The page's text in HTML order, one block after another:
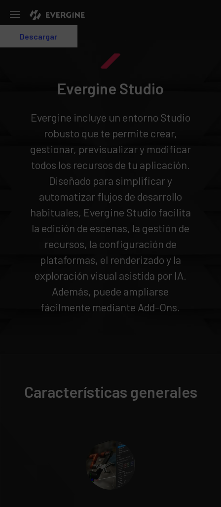
Login
Descargar
Evergine Studio
Evergine incluye un entorno Studio
robusto que te permite crear,
gestionar, previsualizar y modificar
todos los recursos de tu aplicación.
Diseñado para simplificar y
automatizar flujos de desarrollo
habituales, Evergine Studio facilita
la edición de escenas, la gestión de
recursos, la configuración de
plataformas, el renderizado y la
exploración visual asistida por IA.
Además, puede ampliarse
fácilmente mediante Add-Ons.
Características generales